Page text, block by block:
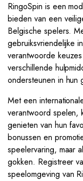
RingoSpin is een
bieden van een
Belgische spelers.
gebruiksvriendelijke
verantwoorde
verschillende
ondersteunen in hun
Met een
verantwoord spelen,
genieten van hun
bonussen en
speelervaring, maar
gokken. Registreer
speelomgeving van